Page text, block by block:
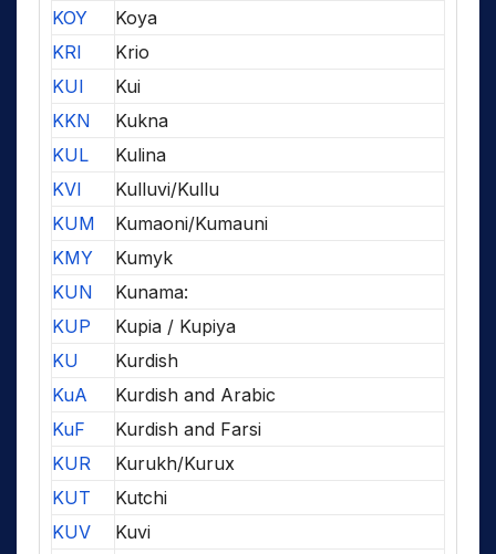
KOY
Koya
KRI
Krio
KUI
Kui
KKN
Kukna
KUL
Kulina
KVI
Kulluvi/Kullu
KUM
Kumaoni/Kumauni
KMY
Kumyk
KUN
Kunama:
KUP
Kupia / Kupiya
KU
Kurdish
KuA
Kurdish and Arabic
KuF
Kurdish and Farsi
KUR
Kurukh/Kurux
KUT
Kutchi
KUV
Kuvi